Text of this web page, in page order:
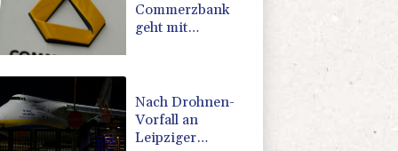
Commerzbank
geht mit
Nach Drohnen-
Vorfall an
Leipziger